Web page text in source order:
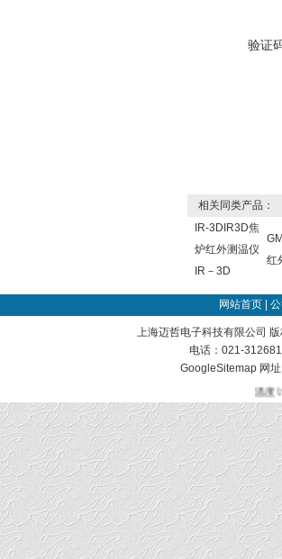
验证
相关同类产品：
IR-3DIR3D焦
炉红外测温仪
IR－3D
红
网站首页
上海迈哲电子科技有限公司 版
电话：021-
GoogleSitemap网址
温度